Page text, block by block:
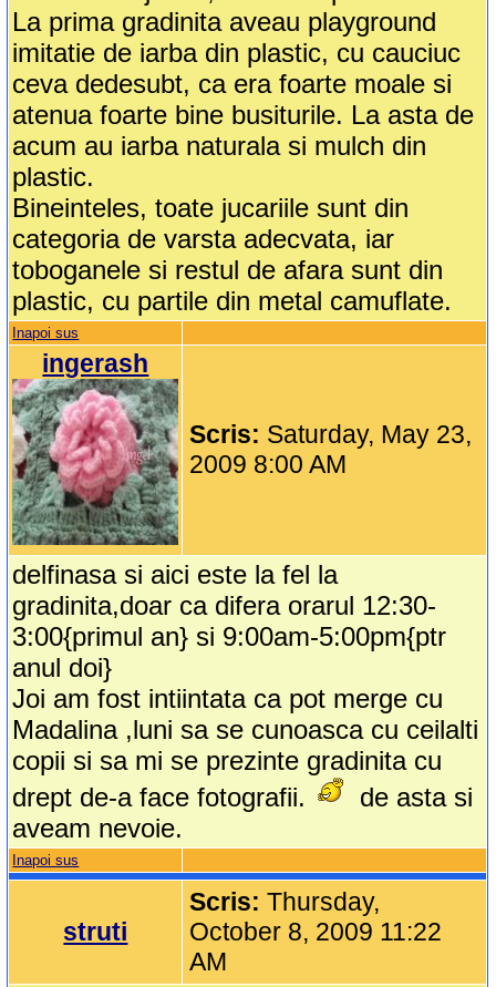
La prima gradinita aveau playground
imitatie de iarba din plastic, cu cauciuc
ceva dedesubt, ca era foarte moale si
atenua foarte bine busiturile. La asta de
acum au iarba naturala si mulch din
plastic.
Bineinteles, toate jucariile sunt din
categoria de varsta adecvata, iar
toboganele si restul de afara sunt din
plastic, cu partile din metal camuflate.
Inapoi sus
ingerash
Scris: Saturday, May 23,
2009 8:00 AM
delfinasa si aici este la fel la
gradinita,doar ca difera orarul 12:30-
3:00{primul an} si 9:00am-5:00pm{ptr
anul doi}
Joi am fost intiintata ca pot merge cu
Madalina ,luni sa se cunoasca cu ceilalti
copii si sa mi se prezinte gradinita cu
drept de-a face fotografii.
de asta si
aveam nevoie.
Inapoi sus
struti
Scris:Thursday,
October 8, 2009 11:22
AM